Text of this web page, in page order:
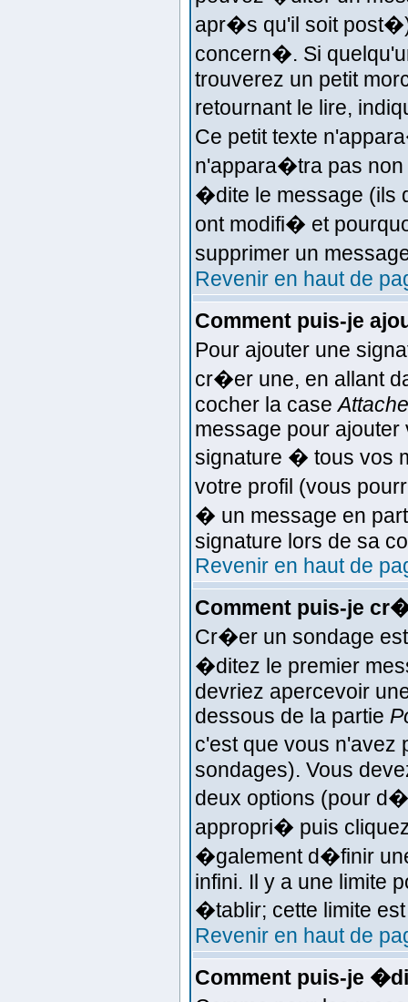
apr�s qu'il soit
concern�. Si
trouverez un petit
retournant le lire,
Ce petit texte
n'appara�tra pas
�dite le message (ils
ont modifi� et
supprimer un
Revenir en haut de
Comment puis-je
Pour ajouter une
cr�er une, en allant
cocher la case
message pour
signature � tous vos
votre profil (vous
� un message en
signature lors de sa
Revenir en haut de
Comment puis-je
Cr�er un sondage
�ditez le premier
devriez apercevoir
dessous de la partie
c'est que vous
sondages). Vous
deux options (pour
appropri� puis
�galement d�finir
infini. Il y a une limite
�tablir; cette limite
Revenir en haut de
Comment puis-je